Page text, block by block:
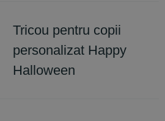
Tricou pentru copii
personalizat Happy
Halloween